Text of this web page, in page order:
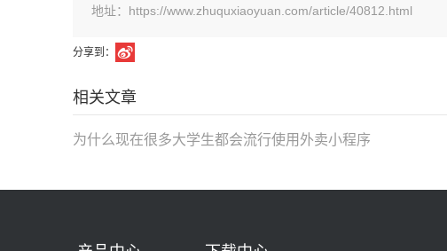
地址：https://www.zhuquxiaoyuan.com/article/40812.html
分享到：
相关文章
为什么现在很多大学生都会流行使用外卖小程序